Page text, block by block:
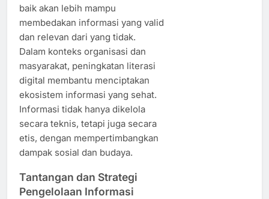
baik akan lebih mampu
membedakan informasi yang valid
dan relevan dari yang tidak.
Dalam konteks organisasi dan
masyarakat, peningkatan literasi
digital membantu menciptakan
ekosistem informasi yang sehat.
Informasi tidak hanya dikelola
secara teknis, tetapi juga secara
etis, dengan mempertimbangkan
dampak sosial dan budaya.
Tantangan dan Strategi
Pengelolaan Informasi